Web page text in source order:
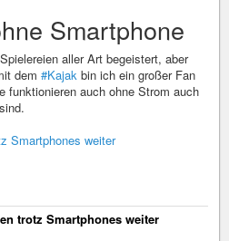
Smartphone
aller Art begeistert, aber
dem #Kajak bin ich ein großer Fan
funktionieren auch ohne Strom auch
Smartphones weiter
trotz Smartphones weiter